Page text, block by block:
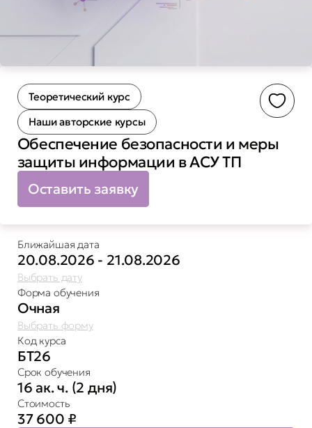
Теоретический курс
Наши авторские курсы
Обеспечение безопасности и меры
защиты информации в АСУ ТП
Оставить заявку
Ближайшая дата
20.08.2026 - 21.08.2026
Выбрать дату
Форма обучения
Очная
Выбрать форму
Код курса
БТ26
Срок обучения
16 ак. ч. (2 дня)
Стоимость
37 600 ₽